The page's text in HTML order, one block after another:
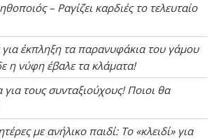
– Ραγίζει καρδιές το τελευταίο
έκπληξη τα παρανυφάκια του γάμου
η νύφη έβαλε τα κλάματα!
τους συνταξιούχους! Ποιοι θα
με ανήλικο παιδί: Το «κλειδί» για